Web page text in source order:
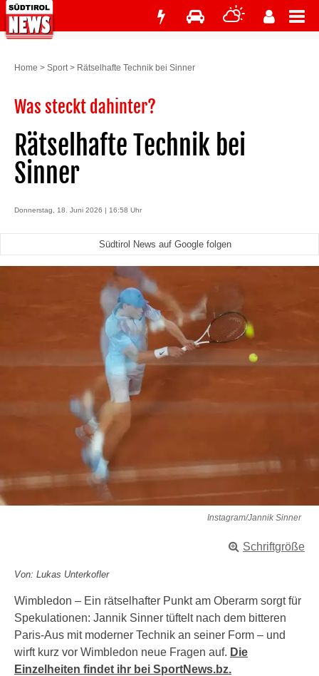
Home > Sport> Rätselhafte Technik bei Sinner
Was steckt dahinter?
Rätselhafte Technik bei
Sinner
Donnerstag, 18. Juni 2026 | 16:58 Uhr
Südtirol News auf Google folgen
Instagram/Jannik Sinner
Schriftgröße
Von: Lukas Unterkofler
Wimbledon – Ein rätselhafter Punkt am Oberarm sorgt für
Spekulationen: Jannik Sinner tüftelt nach dem bitteren
Paris-Aus mit moderner Technik an seiner Form – und
wirft kurz vor Wimbledon neue Fragen auf. Die
Einzelheiten findet ihr bei SportNews.bz.